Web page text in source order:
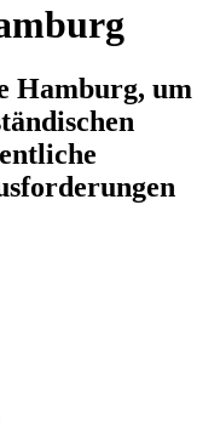
Hamburg, um